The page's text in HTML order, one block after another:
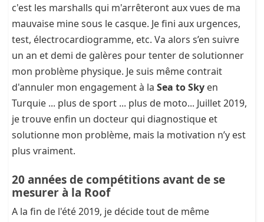
c'est les marshalls qui m'arrêteront aux vues de ma
mauvaise mine sous le casque. Je fini aux urgences,
test, électrocardiogramme, etc. Va alors s’en suivre
un an et demi de galères pour tenter de solutionner
mon problème physique. Je suis même contrait
d'annuler mon engagement à la Sea to Sky en
Turquie ... plus de sport ... plus de moto... Juillet 2019,
je trouve enfin un docteur qui diagnostique et
solutionne mon problème, mais la motivation n’y est
plus vraiment.
20 années de compétitions avant de se
mesurer à la Roof
A la fin de l'été 2019, je décide tout de même